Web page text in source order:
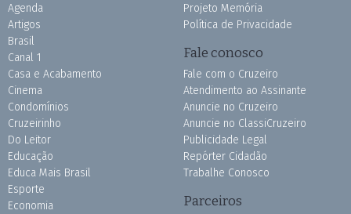
Agenda
Artigos
Brasil
Canal 1
Casa e Acabamento
Cinema
Condomínios
Cruzeirinho
Do Leitor
Educação
Educa Mais Brasil
Esporte
Economia
Projeto Memória
Política de Privacidade
Fale conosco
Fale com o Cruzeiro
Atendimento ao Assinante
Anuncie no Cruzeiro
Anuncie no ClassiCruzeiro
Publicidade Legal
Repórter Cidadão
Trabalhe Conosco
Parceiros